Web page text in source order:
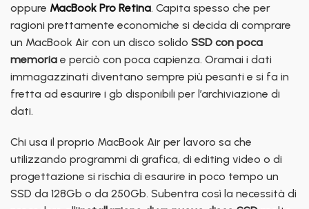
oppure MacBook Pro Retina. Capita spesso che per
ragioni prettamente economiche si decida di comprare
un MacBook Air con un disco solido SSD con poca
memoria e perciò con poca capienza. Oramai i dati
immagazzinati diventano sempre più pesanti e si fa in
fretta ad esaurire i gb disponibili per l’archiviazione di
dati.
Chi usa il proprio MacBook Air per lavoro sa che
utilizzando programmi di grafica, di editing video o di
progettazione si rischia di esaurire in poco tempo un
SSD da 128Gb o da 250Gb. Subentra così la necessità di